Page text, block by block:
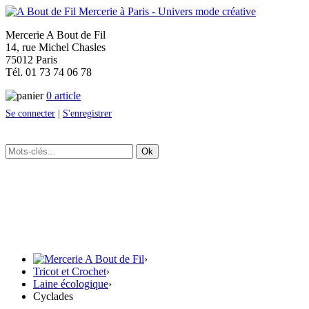
Mercerie A Bout de Fil
14, rue Michel Chasles
75012 Paris
Tél. 01 73 74 06 78
0 article
Se connecter | S'enregistrer
Ok
›
Tricot et Crochet›
Laine écologique›
Cyclades